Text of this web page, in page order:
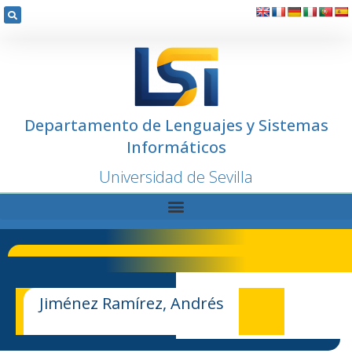
Departamento de Lenguajes y Sistemas
Informáticos
Universidad de Sevilla
Jiménez Ramírez, Andrés